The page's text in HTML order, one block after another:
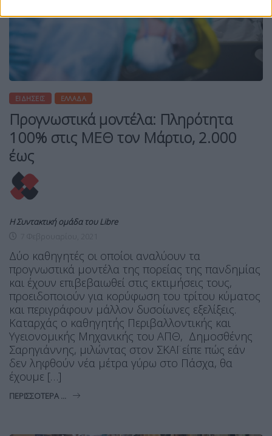
ΕΙΔΉΣΕΙΣ ΕΛΛΆΔΑ
Προγνωστικά μοντέλα: Πληρότητα
100% στις ΜΕΘ τον Μάρτιο, 2.000
έως
Η Συντακτική ομάδα του Libre
Δύο καθηγητές οι οποίοι αναλύουν τα
προγνωστικά μοντέλα της πορείας της πανδημίας
και έχουν επιβεβαιωθεί στις εκτιμήσεις τους,
προειδοποιούν για κορύφωση του τρίτου κύματος
και περιγράφουν μάλλον δυσοίωνες εξελίξεις.
Καταρχάς ο καθηγητής Περιβαλλοντικής και
Υγειονομικής Μηχανικής του ΑΠΘ, Δημοσθένης
Σαρηγιάννης, μιλώντας στον ΣΚΑΪ είπε πώς εάν
δεν ληφθούν νέα μέτρα γύρω στο Πάσχα, θα
έχουμε […]
ΠΕΡΙΣΣΌΤΕΡΑ ...